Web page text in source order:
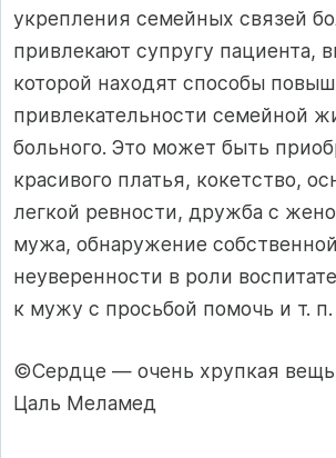
укрепления семейных связей
привлекают супругу пациента,
которой находят способы
привлекательности семейной
больного. Это может быть
красивого платья, кокетство,
легкой ревности, дружба с
мужа, обнаружение собственной
неуверенности в роли
к мужу с просьбой помочь и т. п.
©Сердце — очень хрупкая
Цаль Меламед